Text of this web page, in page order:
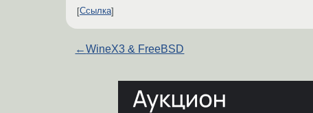
Ссылка
←WineX3 & FreeBSD